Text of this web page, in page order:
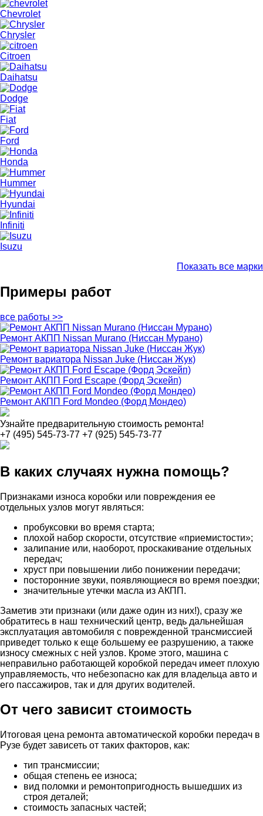
Chevrolet
Chrysler
Citroen
Daihatsu
Dodge
Fiat
Ford
Honda
Hummer
Hyundai
Infiniti
Isuzu
Показать все марки
Примеры работ
все работы >>
Ремонт АКПП Nissan Murano (Ниссан Мурано)
Ремонт вариатора Nissan Juke (Ниссан Жук)
Ремонт АКПП Ford Escape (Форд Эскейп)
Ремонт АКПП Ford Mondeo (Форд Мондео)
Узнайте предварительную стоимость ремонта!
+7 (495) 545-73-77 +7 (925) 545-73-77
В каких случаях нужна помощь?
Признаками износа коробки или повреждения ее
отдельных узлов могут являться:
пробуксовки во время старта;
плохой набор скорости, отсутствие «приемистости»;
залипание или, наоборот, проскакивание отдельных
передач;
хруст при повышении либо понижении передачи;
посторонние звуки, появляющиеся во время поездки;
значительные утечки масла из АКПП.
Заметив эти признаки (или даже один из них!), сразу же
обратитесь в наш технический центр, ведь дальнейшая
эксплуатация автомобиля с поврежденной трансмиссией
приведет только к еще большему ее разрушению, а также
износу смежных с ней узлов. Кроме этого, машина с
неправильно работающей коробкой передач имеет плохую
управляемость, что небезопасно как для владельца авто и
его пассажиров, так и для других водителей.
От чего зависит стоимость
Итоговая цена ремонта автоматической коробки передач в
Рузе будет зависеть от таких факторов, как:
тип трансмиссии;
общая степень ее износа;
вид поломки и ремонтопригодность вышедших из
строя деталей;
стоимость запасных частей;